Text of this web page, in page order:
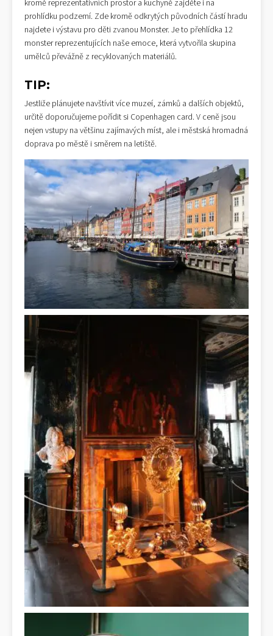
kromě reprezentativních prostor a kuchyně zajděte i na
prohlídku podzemí. Zde kromě odkrytých původních částí hradu
najdete i výstavu pro děti zvanou Monster. Je to přehlídka 12
monster reprezentujících naše emoce, která vytvořila skupina
umělců převážně z recyklovaných materiálů.
TIP:
Jestliže plánujete navštívit více muzeí, zámků a dalších objektů,
určitě doporučujeme pořídit si Copenhagen card. V ceně jsou
nejen vstupy na většinu zajímavých míst, ale i městská hromadná
doprava po městě i směrem na letiště.